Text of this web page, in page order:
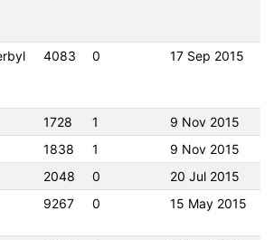
4083 0 17 Sep 2015
1728 1
9 Nov 2015
1838 1
9 Nov 2015
2048 0
20 Jul 2015
9267 0 15 May 2015